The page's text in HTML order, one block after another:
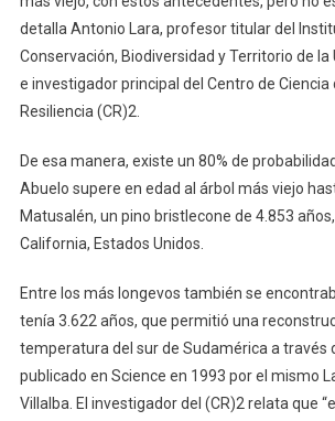
detalla Antonio Lara, profesor titular del
Conservación, Biodiversidad y Territorio de la
e investigador principal del Centro de Ciencia
Resiliencia (CR)2.
De esa manera, existe un 80% de
Abuelo supere en edad al árbol más viejo
Matusalén, un pino bristlecone de 4.853
California, Estados Unidos.
Entre los más longevos también se
tenía 3.622 años, que permitió una
temperatura del sur de Sudamérica a través
publicado en Science en 1993 por el mismo
Villalba. El investigador del (CR)2 relata que